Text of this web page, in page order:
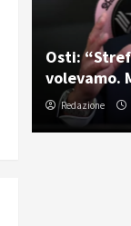
Osti:
volevamo.
Redazione